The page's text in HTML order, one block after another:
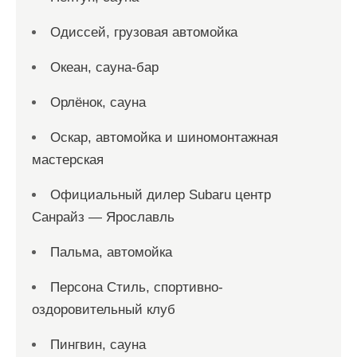
Одиссей, грузовая автомойка
Океан, сауна-бар
Орлёнок, сауна
Оскар, автомойка и шиномонтажная
мастерская
Официальный дилер Subaru центр
Санрайз — Ярославль
Пальма, автомойка
Персона Стиль, спортивно-
оздоровительный клуб
Пингвин, сауна